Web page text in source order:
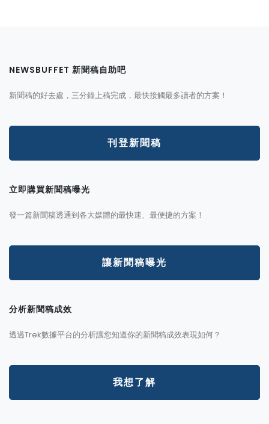
NEWSBUFFET 新聞稿自助吧
新聞稿的好去處，三分鐘上稿完成，最快接觸最多讀者的方案！
刊登新聞稿
立即購買新聞稿曝光
發一篇新聞稿透通到各大媒體的最快速、最便捷的方案！
讓新聞稿曝光
分析新聞稿成效
透過Trek數據平台的分析讓您知道你的新聞稿成效表現如何？
我想了解